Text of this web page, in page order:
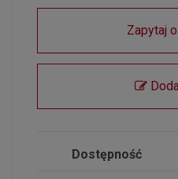
Zapytaj
Dostępność